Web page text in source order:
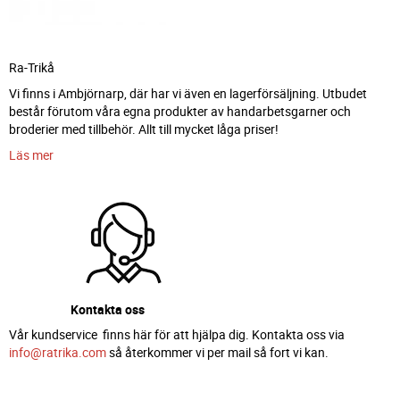
Ra-Trikå
Vi finns i Ambjörnarp, där har vi även en lagerförsäljning. Utbudet
består förutom våra egna produkter av handarbetsgarner och
broderier med tillbehör. Allt till mycket låga priser!
Läs mer
Kontakta oss
Vår kundservice finns här för att hjälpa dig. Kontakta oss via
info@ratrika.comså återkommer vi per mail så fort vi kan.